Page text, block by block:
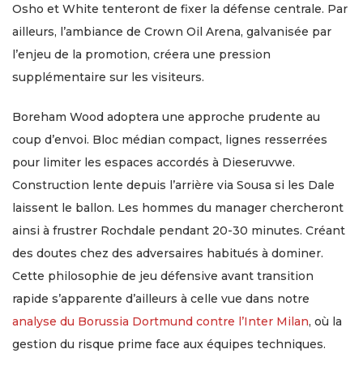
Osho et White tenteront de fixer la défense centrale. Par
ailleurs, l’ambiance de Crown Oil Arena, galvanisée par
l’enjeu de la promotion, créera une pression
supplémentaire sur les visiteurs.
Boreham Wood adoptera une approche prudente au
coup d’envoi. Bloc médian compact, lignes resserrées
pour limiter les espaces accordés à Dieseruvwe.
Construction lente depuis l’arrière via Sousa si les Dale
laissent le ballon. Les hommes du manager chercheront
ainsi à frustrer Rochdale pendant 20-30 minutes. Créant
des doutes chez des adversaires habitués à dominer.
Cette philosophie de jeu défensive avant transition
rapide s’apparente d’ailleurs à celle vue dans notre
analyse du Borussia Dortmund contre l’Inter Milan, où la
gestion du risque prime face aux équipes techniques.